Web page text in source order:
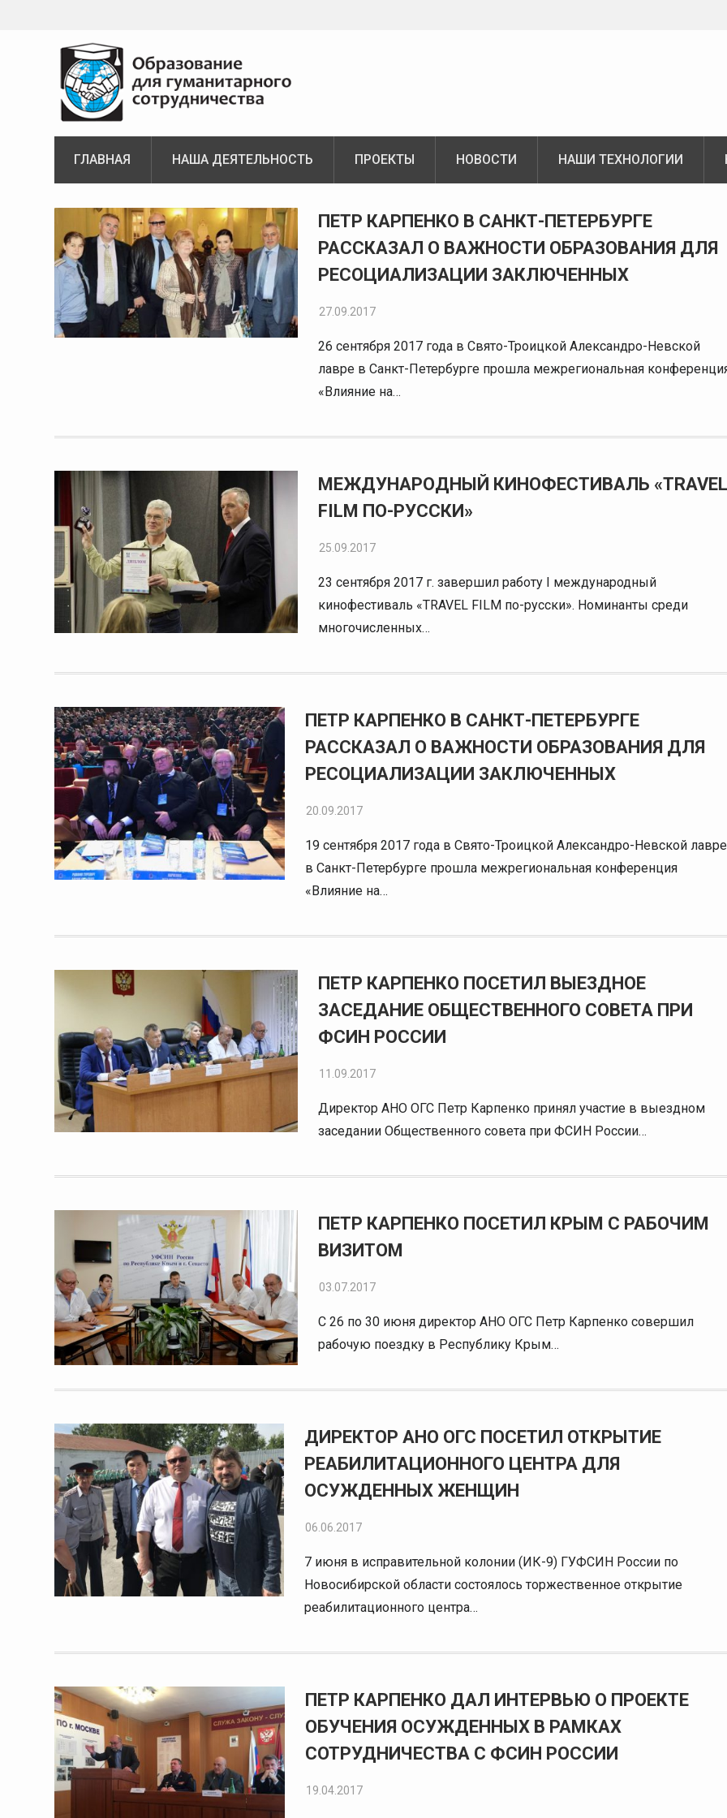
ГЛАВНАЯ НАША ДЕЯТЕЛЬНОСТЬ ПРОЕКТЫ НОВОСТИ НАШИ ТЕХНОЛОГИИ
Новости
ПЕТР КАРПЕНКО В САНКТ-ПЕТЕРБУРГЕ
РАССКАЗАЛ О ВАЖНОСТИ ОБРАЗОВАНИЯ ДЛЯ
РЕСОЦИАЛИЗАЦИИ ЗАКЛЮЧЕННЫХ
27.09.2017
26 сентября 2017 года в Свято-Троицкой Александро-Невской
лавре в Санкт-Петербурге прошла межрегиональная
«Влияние на…
МЕЖДУНАРОДНЫЙ КИНОФЕСТИВАЛЬ «TRAVEL
FILM ПО-РУССКИ»
25.09.2017
23 сентября 2017 г. завершил работу I международный
кинофестиваль «TRAVEL FILM по-русски». Номинанты среди
многочисленных…
ПЕТР КАРПЕНКО В САНКТ-ПЕТЕРБУРГЕ
РАССКАЗАЛ О ВАЖНОСТИ ОБРАЗОВАНИЯ ДЛЯ
РЕСОЦИАЛИЗАЦИИ ЗАКЛЮЧЕННЫХ
20.09.2017
19 сентября 2017 года в Свято-Троицкой Александро-Невской лавре
в Санкт-Петербурге прошла межрегиональная конференция
«Влияние на…
ПЕТР КАРПЕНКО ПОСЕТИЛ ВЫЕЗДНОЕ
ЗАСЕДАНИЕ ОБЩЕСТВЕННОГО СОВЕТА ПРИ
ФСИН РОССИИ
11.09.2017
Директор АНО ОГС Петр Карпенко принял участие в выездном
заседании Общественного совета при ФСИН России…
ПЕТР КАРПЕНКО ПОСЕТИЛ КРЫМ С РАБОЧИМ
ВИЗИТОМ
03.07.2017
С 26 по 30 июня директор АНО ОГС Петр Карпенко совершил
рабочую поездку в Республику Крым…
ДИРЕКТОР АНО ОГС ПОСЕТИЛ ОТКРЫТИЕ
РЕАБИЛИТАЦИОННОГО ЦЕНТРА ДЛЯ
ОСУЖДЕННЫХ ЖЕНЩИН
06.06.2017
7 июня в исправительной колонии (ИК-9) ГУФСИН России по
Новосибирской области состоялось торжественное открытие
реабилитационного центра…
ПЕТР КАРПЕНКО ДАЛ ИНТЕРВЬЮ О ПРОЕКТЕ
ОБУЧЕНИЯ ОСУЖДЕННЫХ В РАМКАХ
СОТРУДНИЧЕСТВА С ФСИН РОССИИ
19.04.2017